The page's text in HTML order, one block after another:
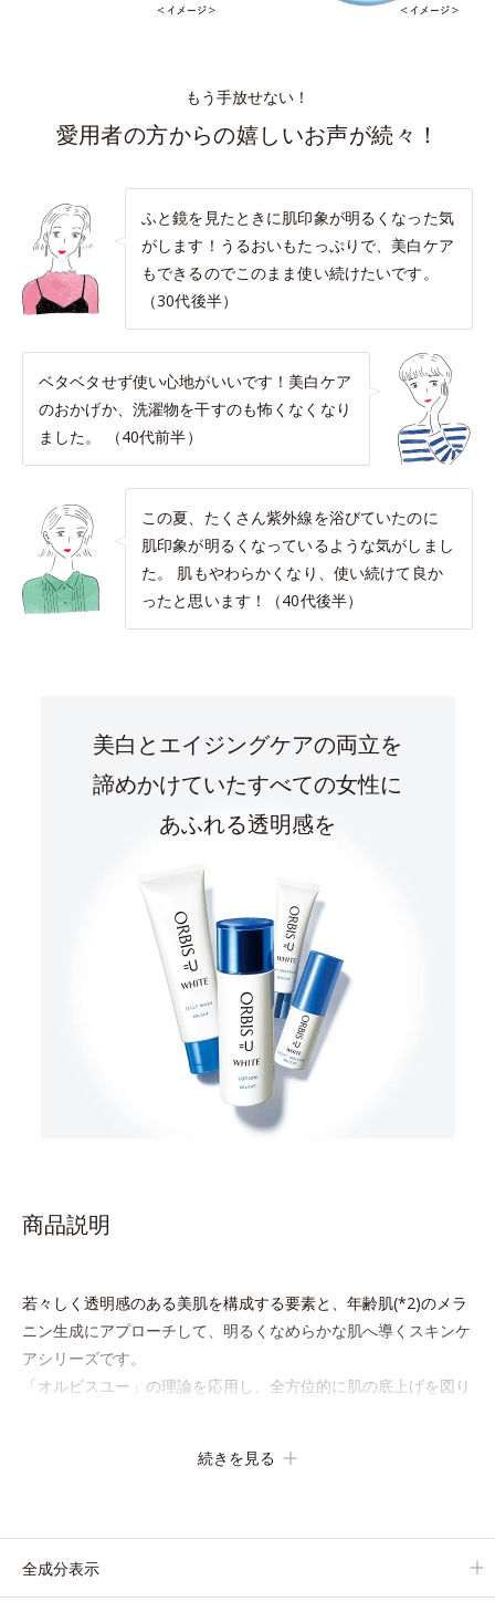
もう手放せない！
愛用者の方からの嬉しいお声が続々！
ふと鏡を見たときに肌印象が明るくなった気
がします！うるおいもたっぷりで、美白ケア
もできるのでこのまま使い続けたいです。
（30代後半）
ベタベタせず使い心地がいいです！美白ケア
のおかげか、洗濯物を干すのも怖くなくなり
ました。 （40代前半）
この夏、たくさん紫外線を浴びていたのに
肌印象が明るくなっているような気がしまし
た。 肌もやわらかくなり、使い続けて良か
ったと思います！（40代後半）
美白とエイジングケアの両立を
諦めかけていたすべての女性に
あふれる透明感を
商品説明
若々しく透明感のある美肌を構成する要素と、年齢肌(*2)のメラ
ニン生成にアプローチして、明るくなめらかな肌へ導くスキンケ
アシリーズです。
「オルビスユー」の理論を応用し、全方位的に肌の底上げを図り
ラニンが蓄積しがちな年齢肌の“メラニンメタボ(*3)”にアプロー
*2 年齢を重ねた肌
続きを見る
全成分表示